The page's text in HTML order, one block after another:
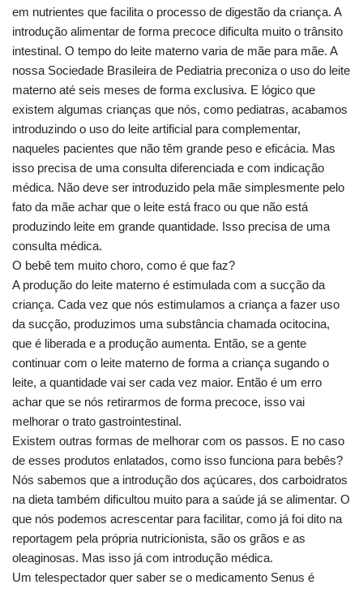
em nutrientes que facilita o processo de digestão da criança. A
introdução alimentar de forma precoce dificulta muito o trânsito
intestinal. O tempo do leite materno varia de mãe para mãe. A
nossa Sociedade Brasileira de Pediatria preconiza o uso do leite
materno até seis meses de forma exclusiva. E lógico que
existem algumas crianças que nós, como pediatras, acabamos
introduzindo o uso do leite artificial para complementar,
naqueles pacientes que não têm grande peso e eficácia. Mas
isso precisa de uma consulta diferenciada e com indicação
médica. Não deve ser introduzido pela mãe simplesmente pelo
fato da mãe achar que o leite está fraco ou que não está
produzindo leite em grande quantidade. Isso precisa de uma
consulta médica.
O bebê tem muito choro, como é que faz?
A produção do leite materno é estimulada com a sucção da
criança. Cada vez que nós estimulamos a criança a fazer uso
da sucção, produzimos uma substância chamada ocitocina,
que é liberada e a produção aumenta. Então, se a gente
continuar com o leite materno de forma a criança sugando o
leite, a quantidade vai ser cada vez maior. Então é um erro
achar que se nós retirarmos de forma precoce, isso vai
melhorar o trato gastrointestinal.
Existem outras formas de melhorar com os passos. E no caso
de esses produtos enlatados, como isso funciona para bebês?
Nós sabemos que a introdução dos açúcares, dos carboidratos
na dieta também dificultou muito para a saúde já se alimentar. O
que nós podemos acrescentar para facilitar, como já foi dito na
reportagem pela própria nutricionista, são os grãos e as
oleaginosas. Mas isso já com introdução médica.
Um telespectador quer saber se o medicamento Senus é